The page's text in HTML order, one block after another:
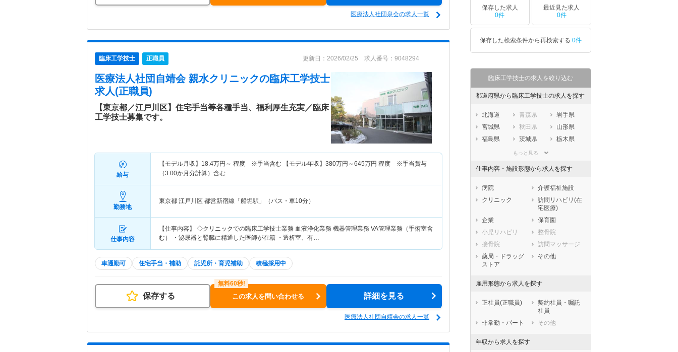
医療法人社団泉会の求人一覧
臨床工学技士 正職員 更新日：2026/02/25 求人番号：9048294
医療法人社団自靖会 親水クリニックの臨床工学技士
求人(正職員)
【東京都／江戸川区】住宅手当等各種手当、福利厚生充実／臨床
工学技士募集です。
給与
【モデル月収】 18.4万円～ 程度 ※手当含む 【モデル年収】 380万円～645万円 程度 ※手当賞与
（3.00か月分計算）含む
勤務地
東京都 江戸川区 都営新宿線「船堀駅」（バス・車10分）
仕事内容
【仕事内容】 ◇クリニックでの臨床工学技士業務 血液浄化業務 機器管理業務 VA管理業務（手術室含
む） ・泌尿器と腎臓に精通した医師が在籍 ・透析室、有…
車通勤可 住宅手当・補助 託児所・育児補助 積極採用中
保存する この求人を問い合わせる 詳細を見る
医療法人社団自靖会の求人一覧
保存した求人
0件
最近見た求人
0件
保存した検索条件から再検索する 0件
臨床工学技士の求人を絞り込む
都道府県から臨床工学技士の求人を探す
北海道 青森県
岩手県
宮城県
秋田県
山形県
福島県
茨城県
栃木県
埼玉県
石川県
福井県
岐阜県
静岡県
愛知県
三重県
大阪府
兵庫県
奈良県
鳥取県
島根県
広島県
山口県
徳島県
香川県
愛媛県
熊本県
大分県
もっと見る
仕事内容・施設形態から求人を探す
病院
介護福祉施設
クリニック
訪問リハビリ(在
宅医療)
企業
保育園
小児リハビリ
整骨院
接骨院
訪問マッサージ
薬局・ドラッグ
ストア
その他
雇用形態から求人を探す
正社員(正職員)
契約社員・嘱託
社員
非常勤・パート
その他
年収から求人を探す